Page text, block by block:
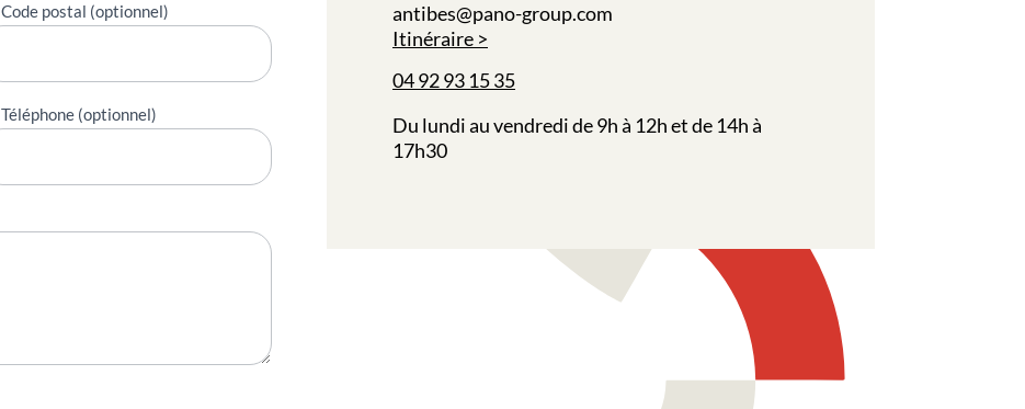
Code postal (optionnel)
Téléphone (optionnel)
antibes@pano-group.com
Itinéraire
04 92 93 15 35
Du lundi au vendredi de 9h à 12h et de 14h à
17h30